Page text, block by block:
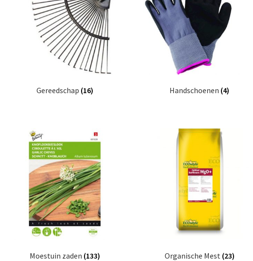
Gereedschap (16) Handschoenen (4)
Moestuin zaden (133) Organische Mest (23)